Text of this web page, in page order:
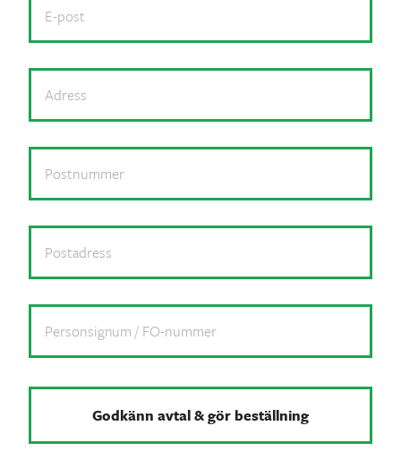
Adress *
Postnummer *
Postadress
Personsignum
FO-
nummer *